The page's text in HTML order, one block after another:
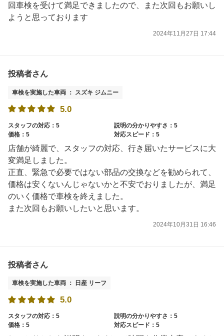
回車検を受けて満足できましたので、また次回もお願いし
ようと思っております
2024年11月27日 17:44
投稿者さん
車検を実施した車両 ： スズキ ジムニー
5.0
スタッフの対応：5
説明の分かりやすさ：5
価格：5
対応スピード：5
店舗が綺麗で、スタッフの対応、行き届いたサービスに大
変満足しました。
正直、緊急で必要ではない部品の交換などを勧められて、
価格は安くないんじゃないかと不安でおりましたが、満足
のいく価格で車検を終えました。
また次回もお願いしたいと思います。
2024年10月31日 16:46
投稿者さん
車検を実施した車両 ： 日産 リーフ
5.0
スタッフの対応：5
説明の分かりやすさ：5
価格：5
対応スピード：5